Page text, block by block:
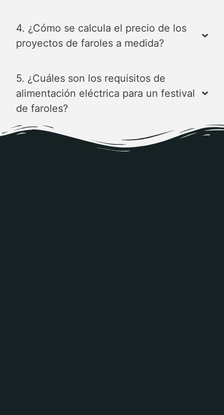
4. ¿Cómo se calcula el precio de los
proyectos de faroles a medida?
5. ¿Cuáles son los requisitos de
alimentación eléctrica para un festival
de faroles?